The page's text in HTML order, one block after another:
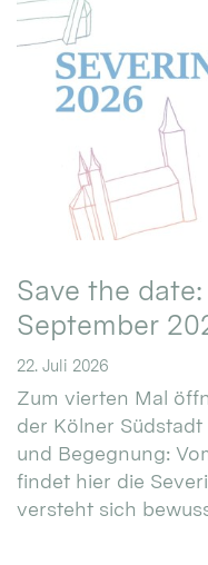
Save the
September
22. Juli 2026
Zum vierten Mal
der Kölner
und Begegnung:
findet hier die
versteht sich